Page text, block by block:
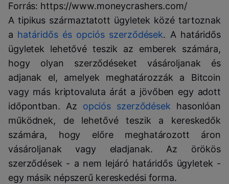
Forrás: https://www.moneycrashers.com/
A tipikus származtatott ügyletek közé tartoznak
a határidős és opciós szerződések. A határidős
ügyletek lehetővé teszik az emberek számára,
hogy olyan szerződéseket vásároljanak és
adjanak el, amelyek meghatározzák a Bitcoin
vagy más kriptovaluta árát a jövőben egy adott
időpontban. Az opciós szerződések hasonlóan
működnek, de lehetővé teszik a kereskedők
számára, hogy előre meghatározott áron
vásároljanak vagy eladjanak. Az örökös
szerződések - a nem lejáró határidős ügyletek -
egy másik népszerű kereskedési forma.